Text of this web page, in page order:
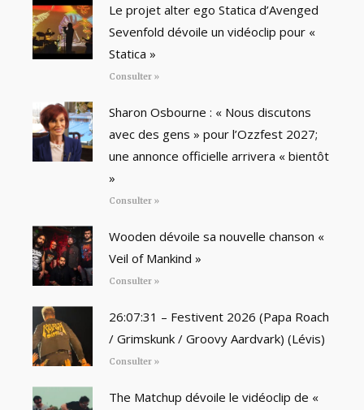
Le projet alter ego Statica d’Avenged
Sevenfold dévoile un vidéoclip pour «
Statica »
Consulter »
Sharon Osbourne : « Nous discutons
avec des gens » pour l’Ozzfest 2027;
une annonce officielle arrivera « bientôt
»
Consulter »
Wooden dévoile sa nouvelle chanson «
Veil of Mankind »
Consulter »
26:07:31 – Festivent 2026 (Papa Roach
/ Grimskunk / Groovy Aardvark) (Lévis)
Consulter »
The Matchup dévoile le vidéoclip de «